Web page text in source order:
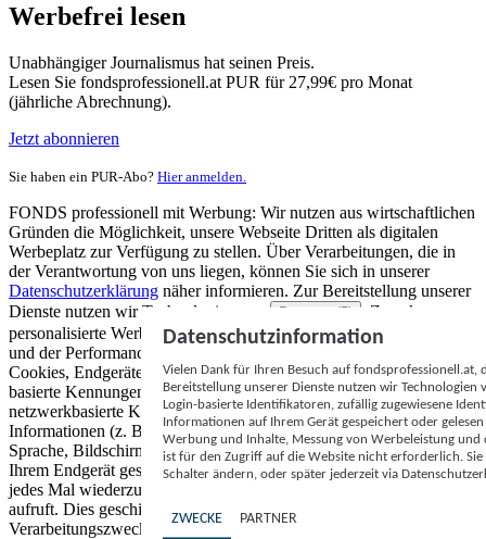
Werbefrei lesen
Unabhängiger Journalismus hat seinen Preis.
Lesen Sie fondsprofessionell.at PUR für 27,99€ pro Monat
(jährliche Abrechnung).
Jetzt abonnieren
Sie haben ein PUR-Abo? Hier anmelden.
FONDS professionell mit Werbung: Wir nutzen aus wirtschaftlichen
Gründen die Möglichkeit, unsere Webseite Dritten als digitalen
Werbeplatz zur Verfügung zu stellen. Über Verarbeitungen, die in
der Verantwortung von uns liegen, können Sie sich in unserer
Datenschutzerklärung näher informieren. Zur Bereitstellung unserer
Dienste nutzen wir Technologien von
Partnern (5)
. Zwecke:
personalisierte Werbung und Inhalte, Messung von Werbeleistung
und der Performance von Inhalten sowie Zielgruppenforschung.
Cookies, Endgeräte- oder ähnliche Online-Kennungen (z. B. login-
basierte Kennungen, zufällig generierte Kennungen,
netzwerkbasierte Kennungen) können zusammen mit anderen
Informationen (z. B. Browsertyp und Browserinformationen,
Sprache, Bildschirmgröße, unterstützte Technologien usw.) auf
Ihrem Endgerät gespeichert oder von dort ausgelesen werden, um es
jedes Mal wiederzuerkennen, wenn es eine App oder einer Webseite
aufruft. Dies geschieht für einen oder mehrere der hier aufgeführten
Verarbeitungszwecke.
Datenschutzinformation
Vielen Dank für Ihren Besuch auf
Bereitstellung unserer Dienste nutzen wir Technologien
Login-basierte Identifikatoren, zufällig zugewiesene
Informationen auf Ihrem Gerät gespeichert oder
Werbung und Inhalte, Messung von Werbeleistung
ist für den Zugriff auf die Website nicht erforderlich.
Schalter ändern, oder später jederzeit via
ZWECKE PARTNER